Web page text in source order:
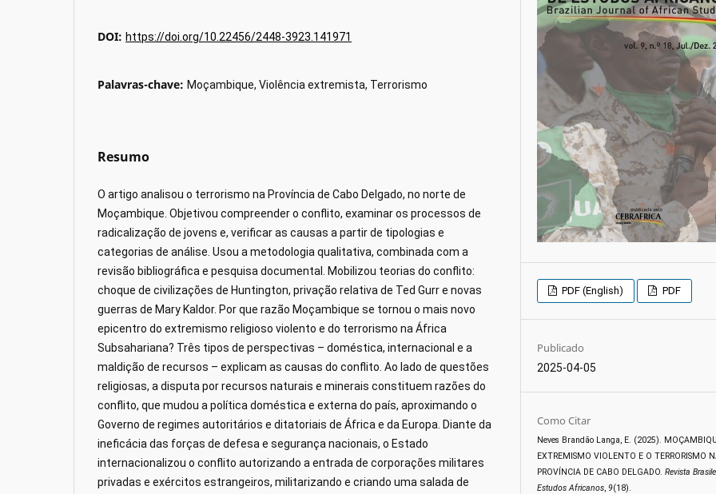
DOI: https://doi.org/10.22456/2448-3923.141971
Palavras-chave: Moçambique, Violência extremista, Terrorismo
Resumo
O artigo analisou o terrorismo na Província de Cabo Delgado, no norte de
Moçambique. Objetivou compreender o conflito, examinar os processos de
radicalização de jovens e, verificar as causas a partir de tipologias e
categorias de análise. Usou a metodologia qualitativa, combinada com a
revisão bibliográfica e pesquisa documental. Mobilizou teorias do conflito:
choque de civilizações de Huntington, privação relativa de Ted Gurr e novas
guerras de Mary Kaldor. Por que razão Moçambique se tornou o mais novo
epicentro do extremismo religioso violento e do terrorismo na África
Subsahariana? Três tipos de perspectivas – doméstica, internacional e a
maldição de recursos – explicam as causas do conflito. Ao lado de questões
religiosas, a disputa por recursos naturais e minerais constituem razões do
conflito, que mudou a política doméstica e externa do país, aproximando o
Governo de regimes autoritários e ditatoriais de África e da Europa. Diante da
ineficácia das forças de defesa e segurança nacionais, o Estado
internacionalizou o conflito autorizando a entrada de corporações militares
privadas e exércitos estrangeiros, militarizando e criando uma salada de
PDF (English) PDF
Publicado
2025-04-05
Como Citar
Neves Brandão Langa, E. (2025).
EXTREMISMO VIOLENTO E O TERRORISMO
PROVÍNCIA DE CABO DELGADO.Revista
Estudos Africanos,9(18).